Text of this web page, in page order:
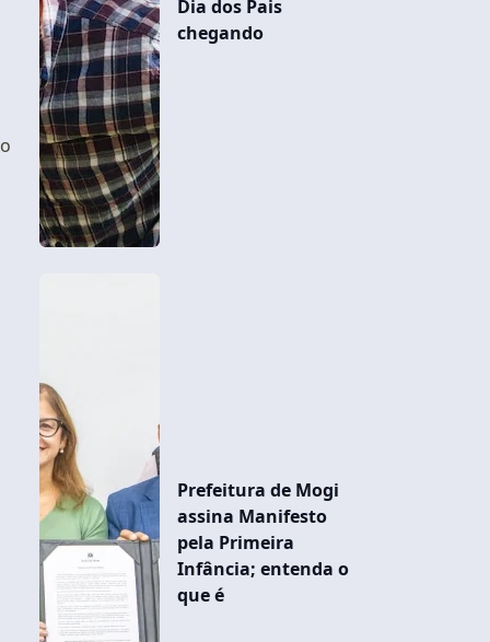
Dia dos Pais
chegando
Prefeitura de Mogi
assina Manifesto
pela Primeira
Infância; entenda o
que é